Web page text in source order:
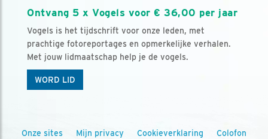
Ontvang 5 x Vogels voor € 36,00 per jaar
Vogels is het tijdschrift voor onze leden, met
prachtige fotoreportages en opmerkelijke verhalen.
Met jouw lidmaatschap help je de vogels.
WORD LID
Onze sites Mijn privacy Cookieverklaring Colofon